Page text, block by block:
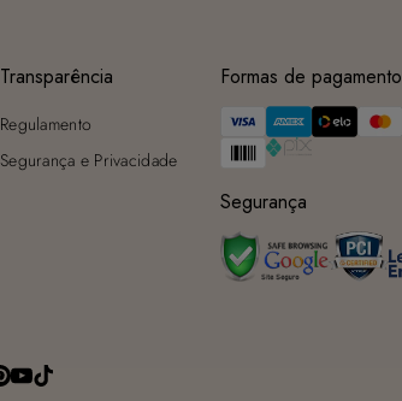
Transparência
Regulamento
Segurança e Privacidade
Formas de pagamento
Segurança